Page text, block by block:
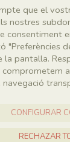
que el
nostres
consentiment
"Preferències
la pantalla.
comprometem
navegació
CONFIGURAR
RECHAZAR